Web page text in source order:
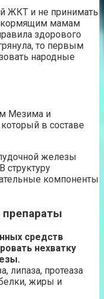
ЖКТ и не принимать
кормящим мамам
здорового
то первым
народные
Мезима и
в составе
железы
структуру
компоненты
средств
нехватку
липаза, протеаза
жиры и